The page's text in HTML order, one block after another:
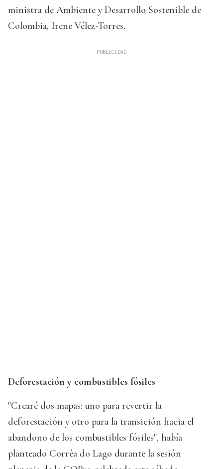
ministra de Ambiente y Desarrollo Sostenible de
Colombia, Irene Vélez-Torres.
Deforestación y combustibles fósiles
"Crearé dos mapas: uno para revertir la
deforestación y otro para la transición hacia el
abandono de los combustibles fósiles", había
planteado Corrêa do Lago durante la sesión